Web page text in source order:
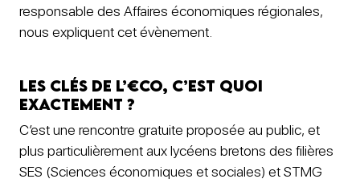
responsable des Affaires économiques régionales,
nous expliquent cet évènement.
Les Clés de l’€co, c’est quoi
exactement ?
C’est une rencontre gratuite proposée au public, et
plus particulièrement aux lycéens bretons des filières
SES (Sciences économiques et sociales) et STMG